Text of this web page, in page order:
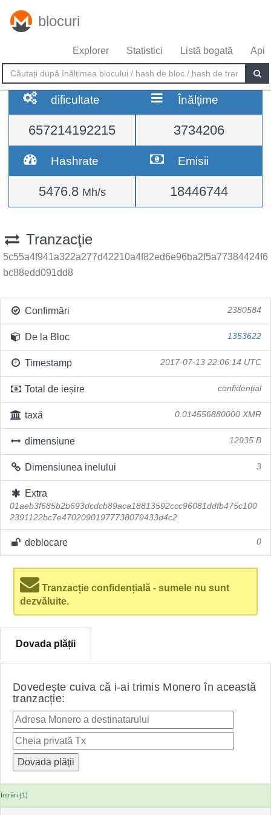
blocuri
Explorer Statistici Listă bogată Api
dificultate
657214192215
Înălţime
3734206
Hashrate
5476.8 Mh/s
Emisii
18446744
Tranzacţie
5c55a4f941a322a277d42210a4f82ed6e96ba2f5a77384424f6
bc88edd091dd8
Confirmări 2380584
De la Bloc 1353622
Timestamp 2017-07-13 22:06:14 UTC
Total de ieșire confidențial
taxă 0.014556880000 XMR
dimensiune 12935 B
Dimensiunea inelului 3
Extra
01aeb3f685b2b693dcdcb89aca18813592ccc96081ddfb475c100
2391122bc7e47020901977738079433d4c2
deblocare 0
Tranzacție confidențială - sumele nu sunt
dezvăluite.
Dovada plății
Dovedește cuiva că i-ai trimis Monero în această
tranzacție:
Intrări (1)